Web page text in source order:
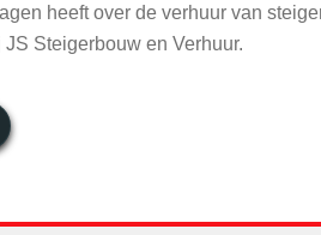
heeft over de verhuur van
Steigerbouw en Verhuur.